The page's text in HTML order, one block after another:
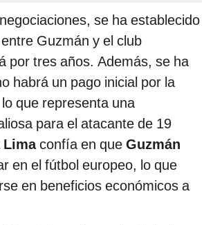
se ha establecido
Guzmán y el club
por tres años. Además, se ha
habrá un pago inicial por la
que representa una
para el atacante de 19
Limaconfía en que Guzmán
en el fútbol europeo, lo que
en beneficios económicos a